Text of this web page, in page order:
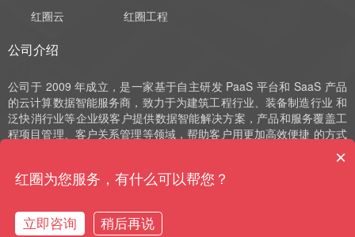
红圈云 红圈工程
公司介绍
公司于 2009 年成立，是一家基于自主研发 PaaS 平台和 SaaS 产品
的云计算数据智能服务商，致力于为建筑工程行业、装备制造行业 和
泛快消行业等企业级客户提供数据智能解决方案，产品和服务覆盖工
程项目管理、客户关系管理等领域，帮助客户用更加高效便捷 的方式
实现数字化运营、管理和决策。公司深耕 SaaS 领域十余年，始终以
自主研发作为发展的驱动力，并获评国家高新技术企业、中 关村高新
技术企业、北京市“专精特新”小巨人和北京市“专精特新”中小企业等荣
×
红圈为您服务，有什么可以帮您？
立即咨询 稍后再说
购买咨询 售前电话